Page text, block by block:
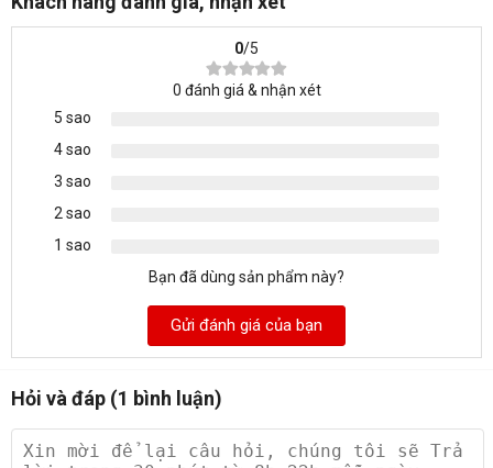
- Để yên tâm hơn khách hàng có thể yêu cầu tháo máy
- Tất cả sản phẩm do laptophitech.vn bán ra đều đã được
các kỹ thuật viên có kinh nghiệm kiểm tra kỹ lưỡng!
-Hỗ trợ trả góp qua CMND,Bằng lái xe,sổ hộ khẩu qua
Ngân Hàng HD sài gòn.thủ tục đơn giản thuận tiện.
-Ship COD toàn quốc .nhận máy kiểm tra rồi thanh toán
CHẾ ĐỘ BẢO HÀNH LINH HOẠT NHẰM GIẢM THIỂU
TỐI ĐA THỜI GIAN CỦA KHÁCH HÀNG
- Dùng thử test máy 15 ngày không ưng đổi máy
- Tất cả sản phẩm được bán ra tại
LAPTOPHITECH.VN được bảo hành phần cứng 1
đổi 1 từ 06 - 12 tháng
0/5
0 đánh giá & nhận xét
5 sao
4 sao
3 sao
2 sao
1 sao
Bạn đã dùng sản phẩm này?
Gửi đánh giá của bạn
Hỏi và đáp (1 bình luận)